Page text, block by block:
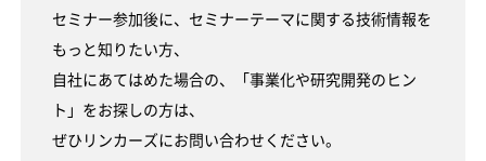
セミナー参加後に、セミナーテーマに関する技術情報を
もっと知りたい方、
自社にあてはめた場合の、「事業化や研究開発のヒン
ト」をお探しの方は、
ぜひリンカーズにお問い合わせください。